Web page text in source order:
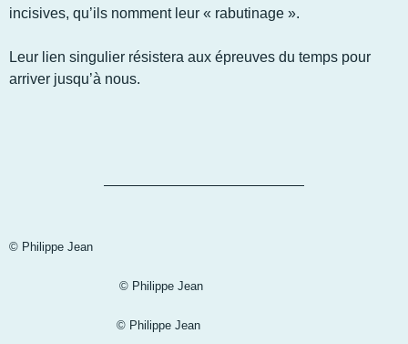
incisives, qu’ils nomment leur « rabutinage ».
Leur lien singulier résistera aux épreuves du temps pour
arriver jusqu’à nous.
© Philippe Jean
© Philippe Jean
© Philippe Jean